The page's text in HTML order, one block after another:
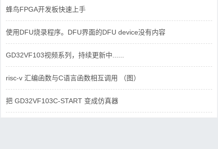
蜂鸟FPGA开发板快速上手
使用DFU烧录程序。DFU界面的DFU device没有内容
GD32VF103视频系列，持续更新中......
risc-v 汇编函数与C语言函数相互调用 （图）
把 GD32VF103C-START 变成仿真器